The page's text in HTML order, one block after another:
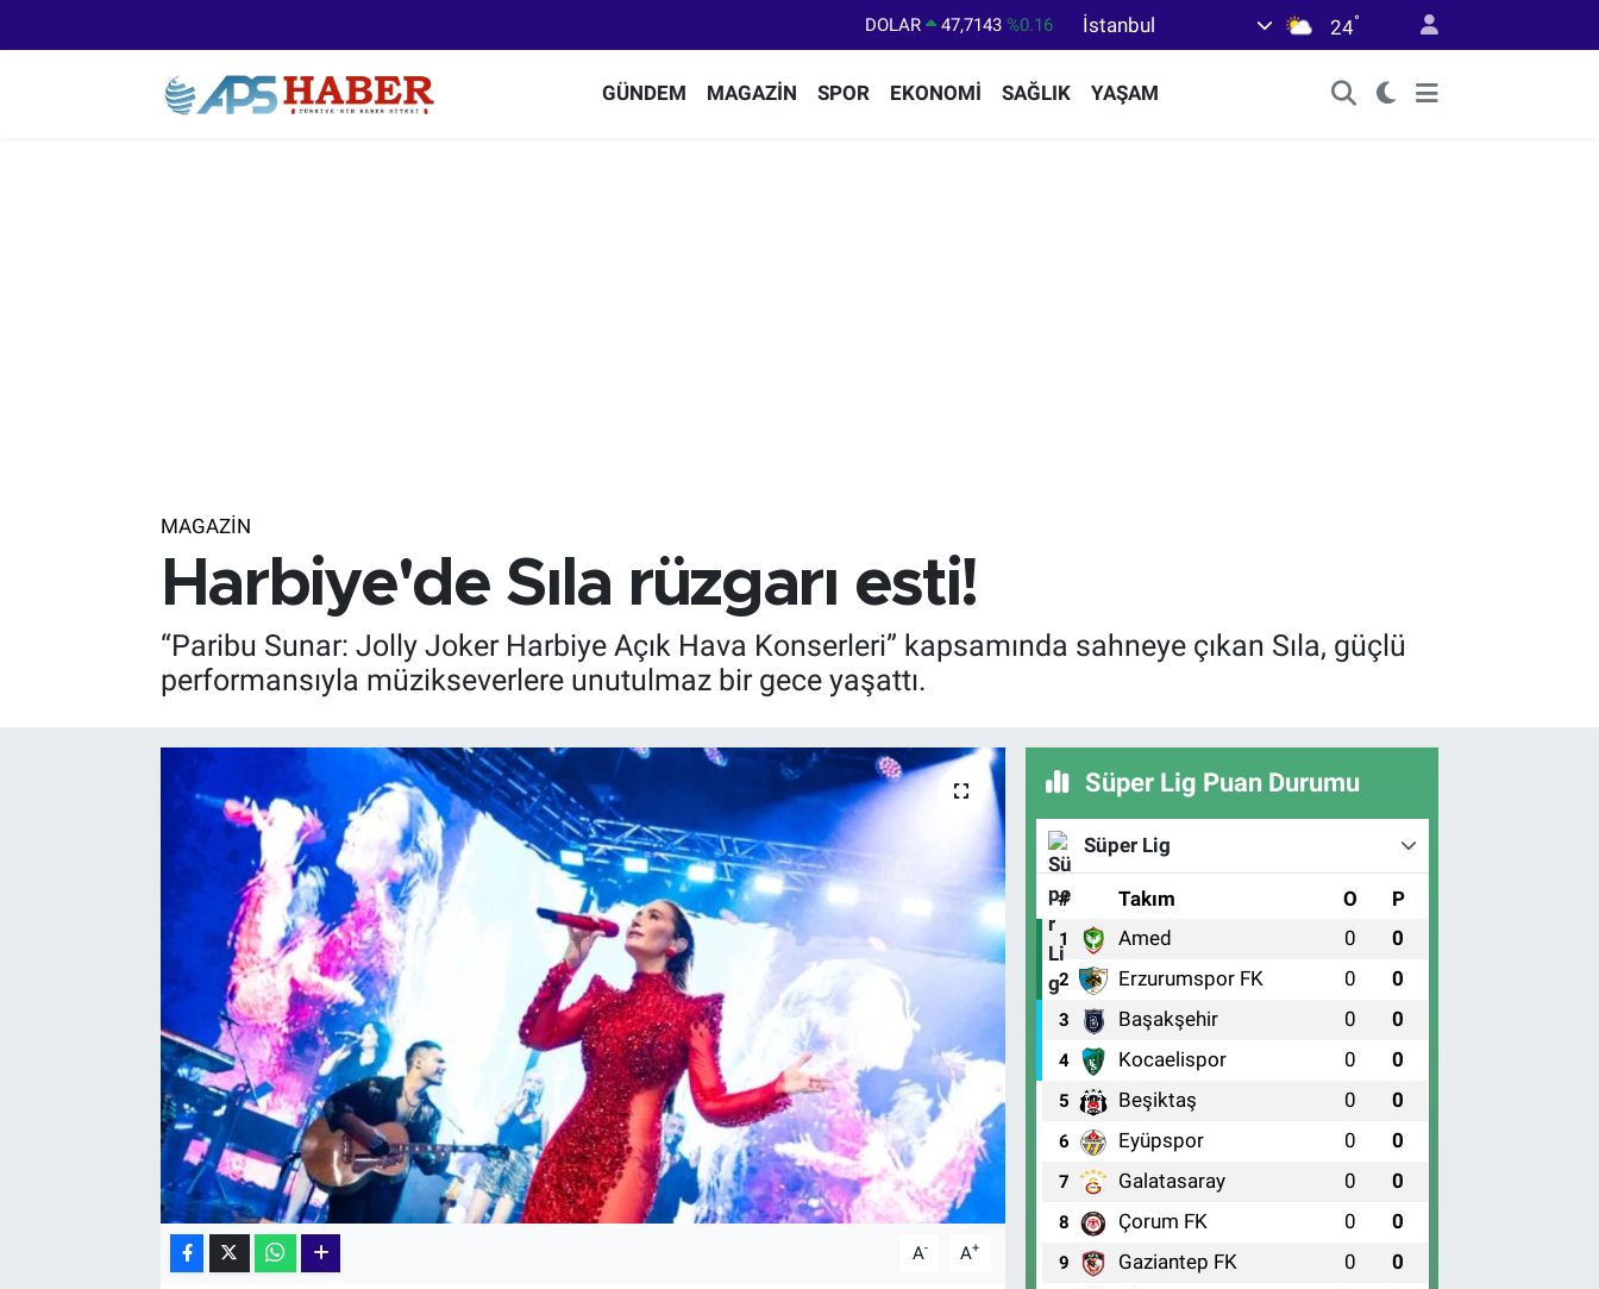
DOLAR 47,7143 %0.16
İstanbul 24°
GÜNDEM MAGAZİN SPOR EKONOMİ SAĞLIK YAŞAM
MAGAZİN
Harbiye'de Sıla rüzgarı esti!
“Paribu Sunar: Jolly Joker Harbiye Açık Hava Konserleri” kapsamında sahneye çıkan Sıla, güçlü
performansıyla müzikseverlere unutulmaz bir gece yaşattı.
A- A+
Süper Lig Puan Durumu
Süper Lig
# Takım O P
1 Amed 0 0
2 Erzurumspor FK 0 0
3 Başakşehir 0 0
4 Kocaelispor 0 0
5 Beşiktaş 0 0
6 Eyüpspor 0 0
7 Galatasaray 0 0
8 Çorum FK 0 0
9 Gaziantep FK 0 0